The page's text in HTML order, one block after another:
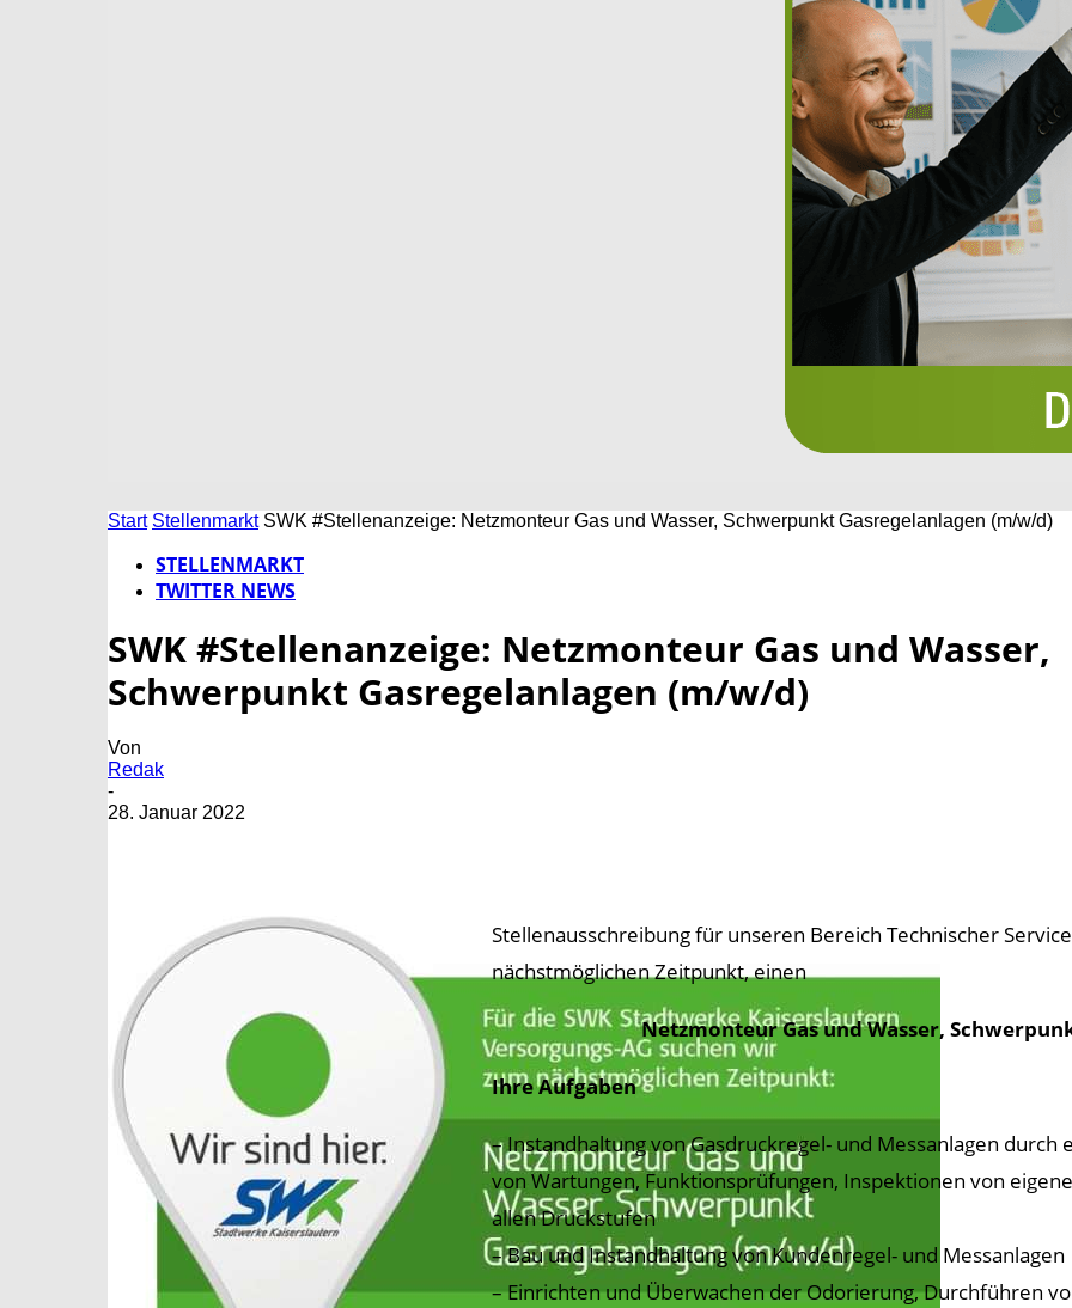
Start Stellenmarkt SWK #Stellenanzeige: Netzmonteur Gas und Wasser, Schwerpunkt Gasregelanlagen (m/w/d)
STELLENMARKT
TWITTER NEWS
SWK #Stellenanzeige: Netzmonteur Gas und Wasser,
Schwerpunkt Gasregelanlagen (m/w/d)
Von
Redak
-
28. Januar 2022
Stellenausschreibung für unseren Bereich Technischer
nächstmöglichen Zeitpunkt, einen
Netzmonteur Gas und Wasser,
Ihre Aufgaben
– Instandhaltung von Gasdruckregel- und Messanlagen
von Wartungen, Funktionsprüfungen, Inspektionen von
allen Druckstufen
– Bau und Instandhaltung von Kundenregel- und Messanlagen
– Einrichten und Überwachen der Odorierung, Durchführen